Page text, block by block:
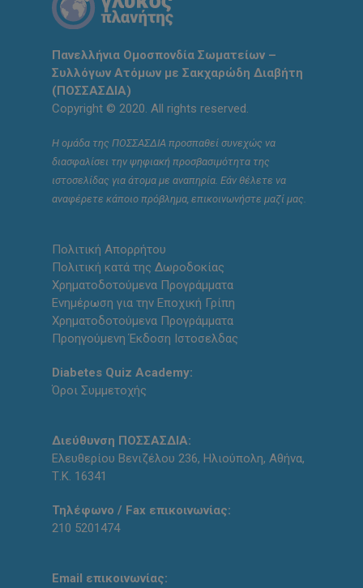
Πανελλήνια Ομοσπονδία Σωματείων –
Συλλόγων Ατόμων με Σακχαρώδη Διαβήτη
(ΠΟΣΣΑΣΔΙΑ)
Copyright © 2020. All rights reserved.
Η ομάδα της ΠΟΣΣΑΣΔΙΑ προσπαθεί συνεχώς να
διασφαλίσει την ψηφιακή προσβασιμότητα της
ιστοσελίδας για άτομα με αναπηρία. Εάν θέλετε να
αναφέρετε κάποιο πρόβλημα, επικοινωνήστε μαζί μας.
Πολιτική Απορρήτου
Πολιτική κατά της Δωροδοκίας
Χρηματοδοτούμενα Προγράμματα
Ενημέρωση για την Εποχική Γρίπη
Χρηματοδοτούμενα Προγράμματα
Προηγούμενη Έκδοση Ιστοσελδας
Diabetes Quiz Academy:
Όροι Συμμετοχής
Διεύθυνση ΠΟΣΣΑΣΔΙΑ:
Ελευθερίου Βενιζέλου 236, Ηλιούπολη, Αθήνα,
Τ.Κ. 16341
Τηλέφωνο / Fax επικοινωνίας:
210 5201474
Email επικοινωνίας: